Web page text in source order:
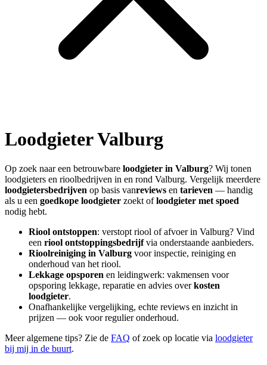
LoodgieterValburg
Op zoek naar een betrouwbare loodgieter in Valburg? Wij tonen
loodgieters en rioolbedrijven in en rond Valburg. Vergelijk meerdere
loodgietersbedrijven op basis vanreviews en tarieven — handig
als u een goedkope loodgieter zoekt ofloodgieter met spoed
nodig hebt.
Riool ontstoppen: verstopt riool of afvoer in Valburg? Vind
een riool ontstoppingsbedrijfvia onderstaande aanbieders.
Rioolreiniging in Valburg voor inspectie, reiniging en
onderhoud van het riool.
Lekkage opsporen en leidingwerk: vakmensen voor
opsporing lekkage, reparatie en advies overkosten
loodgieter.
Onafhankelijke vergelijking, echte reviews en inzicht in
prijzen — ook voor regulier onderhoud.
Meer algemene tips? Zie de FAQ of zoek op locatie via loodgieter
bij mij in de buurt.